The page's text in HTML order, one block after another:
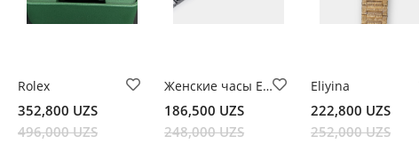
Rolex
352,800 UZS
496,000 UZS
Женские часы Eliyina
186,500 UZS
248,000 UZS
Eliyina
222,800 UZS
252,000 UZS